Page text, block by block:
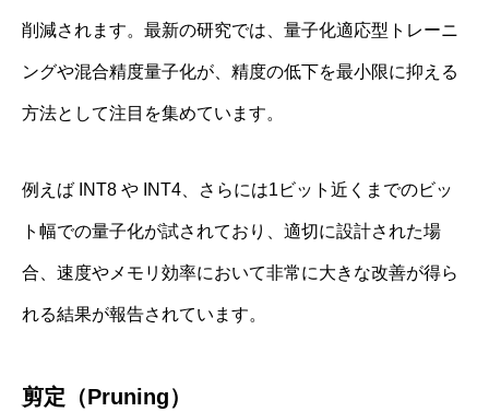
削減されます。最新の研究では、量子化適応型トレーニ
ングや混合精度量子化が、精度の低下を最小限に抑える
方法として注目を集めています。
例えば INT8 や INT4、さらには1ビット近くまでのビッ
ト幅での量子化が試されており、適切に設計された場
合、速度やメモリ効率において非常に大きな改善が得ら
れる結果が報告されています。
剪定（Pruning）